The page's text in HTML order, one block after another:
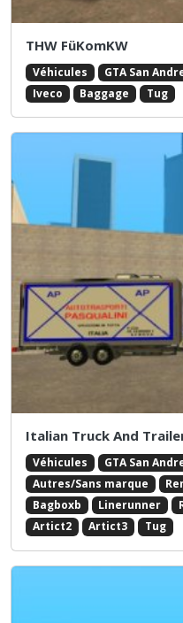
THW FüKomKW
Véhicules GTA San
Iveco
Baggage Tug
Italian Truck And
Véhicules GTA San
Autres/Sans marque
Bagboxb
Linerunner
Artict2
Artict3 Tug